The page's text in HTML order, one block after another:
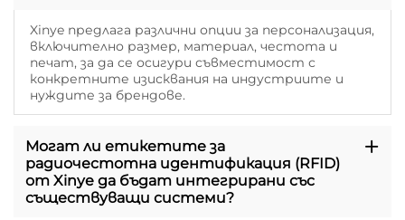
Xinye предлага различни опции за персонализация,
включително размер, материал, честота и
печат, за да се осигури съвместимост с
конкретните изисквания на индустриите и
нуждите за брендове.
Могат ли етикетите за
радиочестотна идентификация (RFID)
от Xinye да бъдат интегрирани със
съществуващи системи?